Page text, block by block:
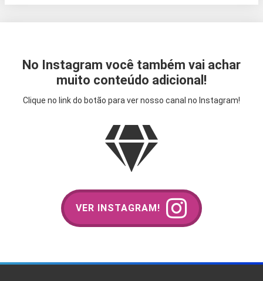
No Instagram você também vai achar
muito conteúdo adicional!
Clique no link do botão para ver nosso canal no Instagram!
VER INSTAGRAM!